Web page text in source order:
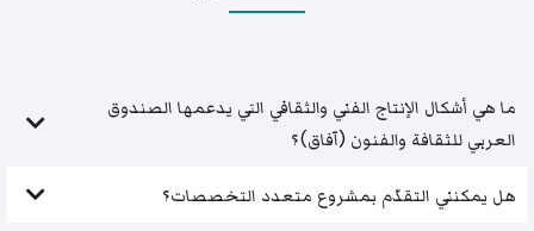
ما هي أشكال الإنتاج الفني والثقافي التي يدعمها الصندوق
العربي للثقافة والفنون (آفاق)؟
هل يمكنني التقدّم بمشروع متعدد التخصصات؟